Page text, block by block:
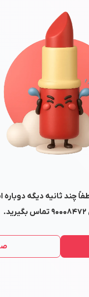
چند ثانیه دیگه دوباره
۹۰۰۰۸۴۷۲ تماس بگیرید.